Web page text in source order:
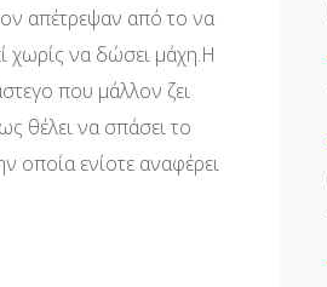
απέτρεψαν από το να
χωρίς να δώσει μάχη.Η
που μάλλον ζει
θέλει να σπάσει το
οποία ενίοτε αναφέρει